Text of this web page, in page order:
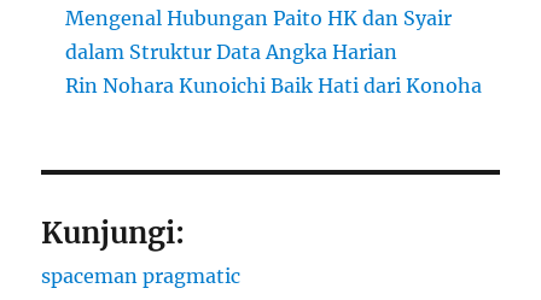
Mengenal Hubungan Paito HK dan Syair
dalam Struktur Data Angka Harian
Rin Nohara Kunoichi Baik Hati dari Konoha
Kunjungi:
spaceman pragmatic